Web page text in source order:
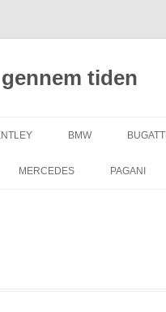
tiden
BMW BUGATTI
MERCEDES PAGANI